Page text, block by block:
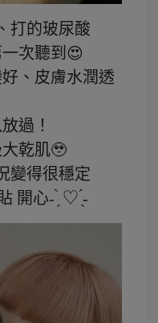
打的玻尿酸
次聽到😍
、皮膚水潤透
過！
乾肌🥹
變得很穩定
開心- ̗̀ ♡ ̖́-